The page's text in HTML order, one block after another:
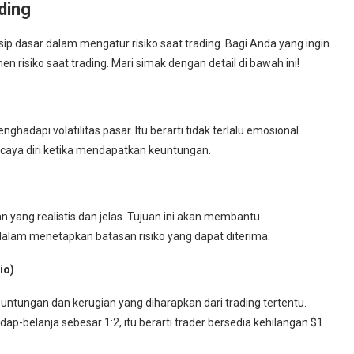
dasar dalam mengatur risiko saat trading. Bagi Anda yang ingin
risiko saat trading. Mari simak dengan detail di bawah ini!
volatilitas pasar. Itu berarti tidak terlalu emosional
diri ketika mendapatkan keuntungan.
realistis dan jelas. Tujuan ini akan membantu
menetapkan batasan risiko yang dapat diterima.
dan kerugian yang diharapkan dari trading tertentu.
belanja sebesar 1:2, itu berarti trader bersedia kehilangan $1